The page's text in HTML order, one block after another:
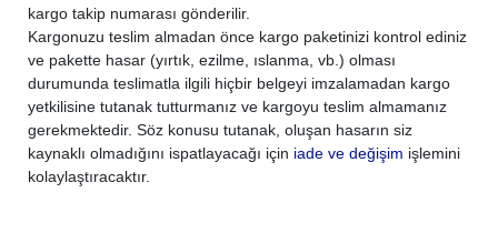
kargo takip numarası gönderilir.
Kargonuzu teslim almadan önce kargo paketinizi kontrol ediniz
ve pakette hasar (yırtık, ezilme, ıslanma, vb.) olması
durumunda teslimatla ilgili hiçbir belgeyi imzalamadan kargo
yetkilisine tutanak tutturmanız ve kargoyu teslim almamanız
gerekmektedir. Söz konusu tutanak, oluşan hasarın siz
kaynaklı olmadığını ispatlayacağı için iade ve değişim işlemini
kolaylaştıracaktır.